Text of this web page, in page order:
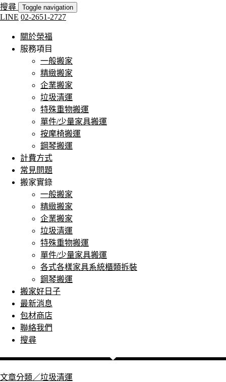
搜尋 Toggle navigation
LINE 02-2651-2727
關於榮福
服務項目
一般搬家
精緻搬家
企業搬家
垃圾清運
特殊重物搬運
單件/少量家具搬運
按摩椅搬運
鋼琴搬運
計費方式
常見問題
搬家實錄
一般搬家
精緻搬家
企業搬家
垃圾清運
特殊重物搬運
單件/少量家具搬運
各式各樣家具系統櫃類拆裝
鋼琴搬運
搬家好日子
最新消息
包材商店
聯絡我們
搜尋
文章分類／垃圾清運